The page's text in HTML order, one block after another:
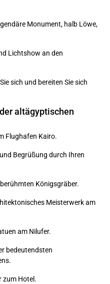
Monument, halb Löwe,
Lichtshow an den
sich und bereiten Sie sich
altägyptischen
Flughafen Kairo.
Begrüßung durch Ihren
Königsgräber.
Meisterwerk am
am Nilufer.
bedeutendsten
zum Hotel.